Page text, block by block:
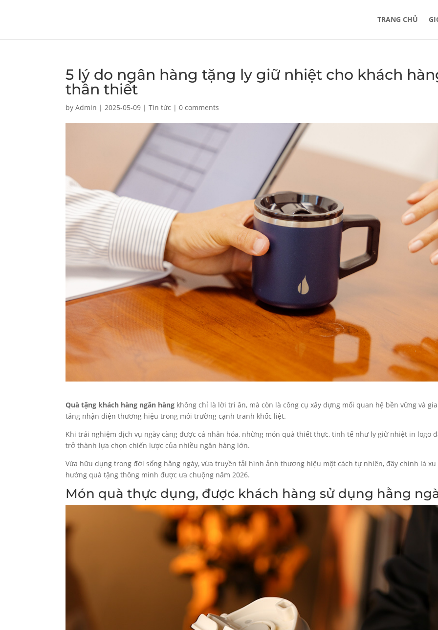
TRANG CHỦ
5 lý do ngân hàng tặng ly giữ nhiệt cho khách
thân thiết
byAdmin |2025-05-09 |Tin tức |0 comments
Quà tặng khách hàng ngân hàng không chỉ là lời tri ân, mà còn là công cụ xây dựng mối quan hệ bền vững và gia
tăng nhận diện thương hiệu trong môi trường cạnh tranh khốc liệt.
Khi trải nghiệm dịch vụ ngày càng được cá nhân hóa, những món quà thiết thực, tinh tế như ly giữ nhiệt in logo
trở thành lựa chọn chiến lược của nhiều ngân hàng lớn.
Vừa hữu dụng trong đời sống hằng ngày, vừa truyền tải hình ảnh thương hiệu một cách tự nhiên, đây chính là xu
hướng quà tặng thông minh được ưa chuộng năm 2026.
Món quà thực dụng, được khách hàng sử dụng hằng